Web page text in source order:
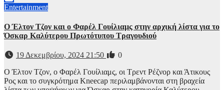
Entertainment
Ο Έλτον Τζον και ο Φαρέλ Γουίλιαμς στην αρχική λίστα για το
Όσκαρ Καλύτερου Πρωτότυπου Τραγουδιού
19 Δεκεμβρίου, 2024 21:50
0
Ο Έλτον Τζον, ο Φαρέλ Γουίλιαμς, οι Τρεντ Ρέζνορ και Άτικους
Ρος και το συγκρότημα Kneecap περιλαμβάνονται στη βραχεία